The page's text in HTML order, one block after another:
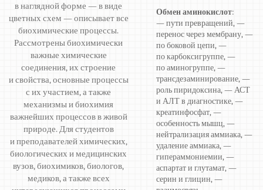
в наглядной форме — в виде
цветных схем — описывает все
биохимические процессы.
Рассмотрены биохимически
важные химические
соединения, их строение
и свойства, основные процессы
с их участием, а также
механизмы и биохимия
важнейших процессов в живой
природе. Для студентов
и преподавателей химических,
биологических и медицинских
вузов, биохимиков, биологов,
медиков, а также всех
Обмен аминокислот:
— пути превращений, —
перенос через мембрану, —
по боковой цепи, —
по карбоксигруппе, —
по аминогруппе, —
трансдезаминирование, —
роль пиридоксина, — АСТ
и АЛТ в диагностике, —
креатинфосфат, —
особенность мышц, —
нейтрализация аммиака, —
удаление аммиака, —
гипераммониемии, —
аспартат и глутамат, —
серин и глицин, —